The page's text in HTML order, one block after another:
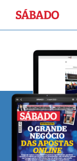
Sábado